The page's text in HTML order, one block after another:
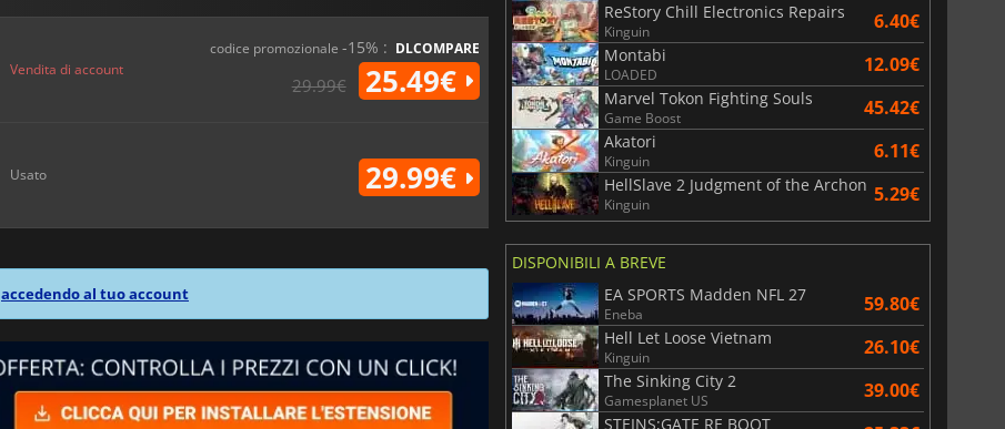
Vendita di account
codice promozionale -15% : DLCOMPARE
29.99€ 25.49€
Usato 29.99€
accedendo al tuo account
ReStory Chill Electronics Repairs
Kinguin 6.40€
Montabi
LOADED 12.09€
Marvel Tokon Fighting Souls
Game Boost 45.42€
Akatori
Kinguin 6.11€
HellSlave 2 Judgment of the Archon
Kinguin 5.29€
DISPONIBILI A BREVE
EA SPORTS Madden NFL 27
Eneba 59.80€
Hell Let Loose Vietnam
Kinguin 26.10€
The Sinking City 2
Gamesplanet US 39.00€
STEINS;GATE RE BOOT